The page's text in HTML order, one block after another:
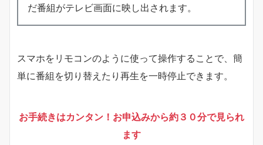
だ番組がテレビ画面に映し出されます。
スマホをリモコンのように使って操作することで、簡
単に番組を切り替えたり再生を一時停止できます。
お手続きはカンタン！お申込みから約３０分で見られ
ます